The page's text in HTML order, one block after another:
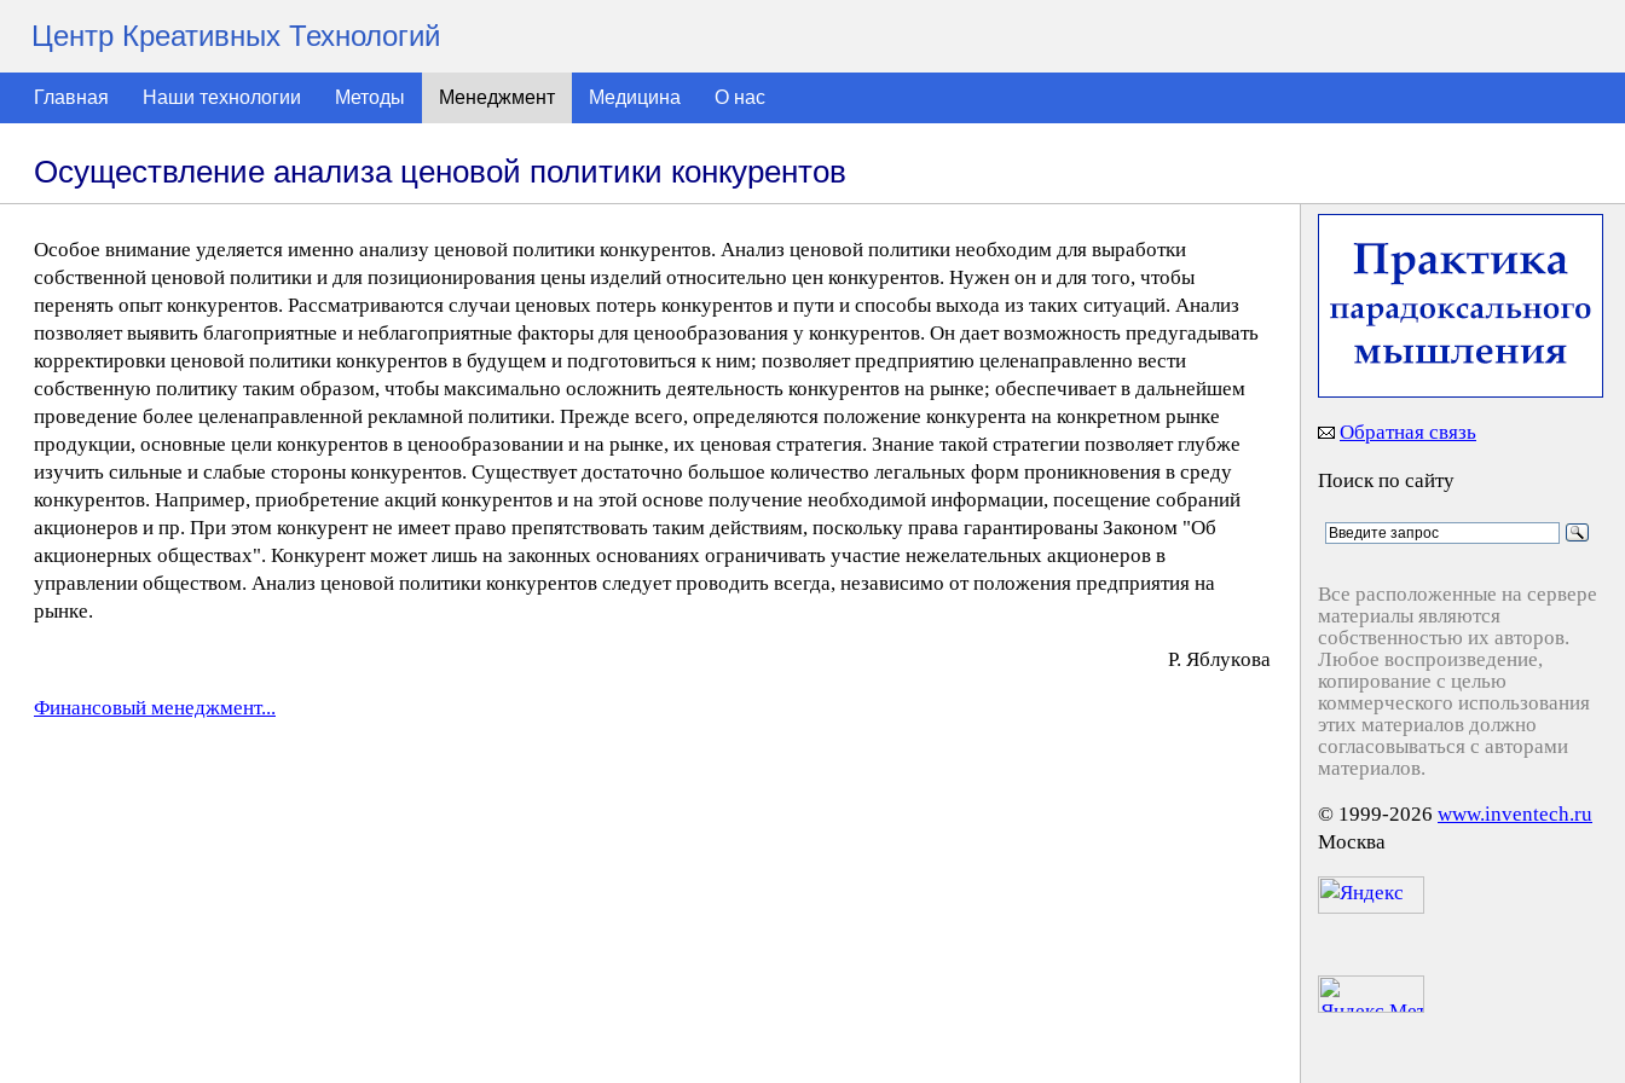
Центр Креативных Технологий
Главная Наши технологии Методы Менеджмент Медицина О нас
Осуществление анализа ценовой политики конкурентов
Особое внимание уделяется именно анализу ценовой политики конкурентов. Анализ ценовой политики необходим для выработки
собственной ценовой политики и для позиционирования цены изделий относительно цен конкурентов. Нужен он и для того, чтобы
перенять опыт конкурентов. Рассматриваются случаи ценовых потерь конкурентов и пути и способы выхода из таких ситуаций. Анализ
позволяет выявить благоприятные и неблагоприятные факторы для ценообразования у конкурентов. Он дает возможность предугадывать
корректировки ценовой политики конкурентов в будущем и подготовиться к ним; позволяет предприятию целенаправленно вести
собственную политику таким образом, чтобы максимально осложнить деятельность конкурентов на рынке; обеспечивает в дальнейшем
проведение более целенаправленной рекламной политики. Прежде всего, определяются положение конкурента на конкретном рынке
продукции, основные цели конкурентов в ценообразовании и на рынке, их ценовая стратегия. Знание такой стратегии позволяет глубже
изучить сильные и слабые стороны конкурентов. Существует достаточно большое количество легальных форм проникновения в среду
конкурентов. Например, приобретение акций конкурентов и на этой основе получение необходимой информации, посещение собраний
акционеров и пр. При этом конкурент не имеет право препятствовать таким действиям, поскольку права гарантированы Законом "Об
акционерных обществах". Конкурент может лишь на законных основаниях ограничивать участие нежелательных акционеров в
управлении обществом. Анализ ценовой политики конкурентов следует проводить всегда, независимо от положения предприятия на
рынке.
P. Яблyкoвa
Финансовый менеджмент...
Обратная связь
Поиск по сайту
Все расположенные на сервере
материалы являются
собственностью их авторов.
Любое воспроизведение,
копирование с целью
коммерческого использования
этих материалов должно
согласовываться с авторами
материалов.
© 1999-2026 www.inventech.ru
Москва